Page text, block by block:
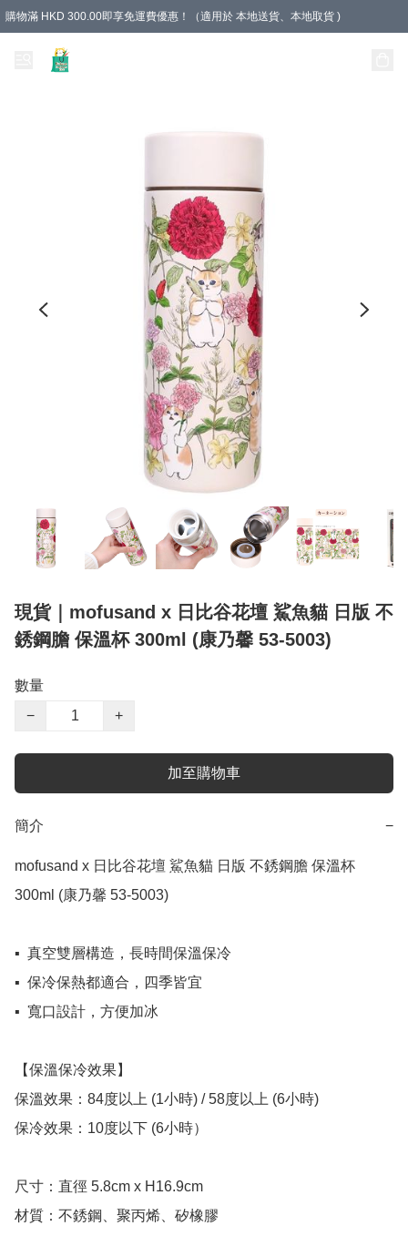
購物滿 HKD 300.00即享免運費優惠！（適用於 本地送貨、本地取貨 )
現貨｜mofusand x 日比谷花壇 鯊魚貓 日版 不
銹鋼膽 保溫杯 300ml (康乃馨 53-5003)
數量
−
+
加至購物車
簡介 −
mofusand x 日比谷花壇 鯊魚貓 日版 不銹鋼膽 保溫杯
300ml (康乃馨 53-5003)
▪️  真空雙層構造，長時間保溫保冷
▪️  保冷保熱都適合，四季皆宜
▪️  寬口設計，方便加冰
【保溫保冷效果】
保溫效果：84度以上 (1小時) / 58度以上 (6小時)
保冷效果：10度以下 (6小時）
尺寸：直徑 5.8cm x H16.9cm
材質：不銹鋼、聚丙烯、矽橡膠